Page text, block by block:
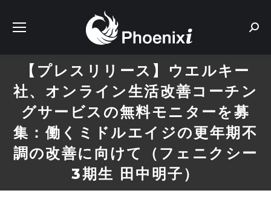
【プレスリリース】ウエルキー
社、オンライン生活改善コーチン
グサービスの無料モニターを募
集：働くミドルエイジの更年期不
調の改善に向けて（フェニクシー
3期生 田中明子）